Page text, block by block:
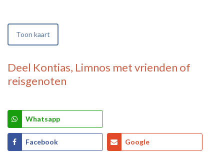
Toon kaart
Deel Kontias, Limnos met vrienden of
reisgenoten
Whatsapp
Facebook Google